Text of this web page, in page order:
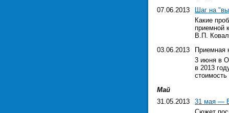
07.06.2013
Шаг на
Какие
приемной
В.П.
03.06.2013
Приемная
3 июня в
в 2013
Май
31.05.2013
31 мая —